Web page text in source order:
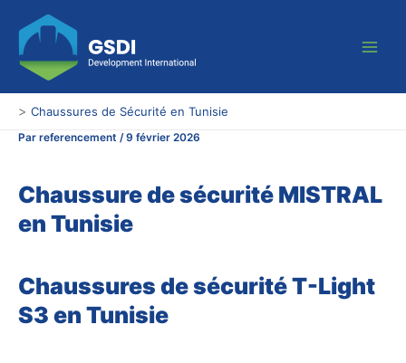
contenu
> Chaussures de Sécurité en Tunisie
Par referencement /9 février 2026
Chaussure de sécurité MISTRAL
en Tunisie
Chaussures de sécurité T-Light
S3 en Tunisie